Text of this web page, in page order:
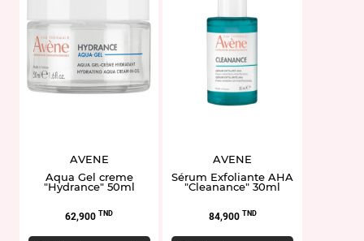
AVENE
Aqua Gel creme
"Hydrance" 50ml
Prix
62,900 TND
AVENE
Sérum Exfoliante AHA
"Cleanance" 30ml
Prix
84,900 TND